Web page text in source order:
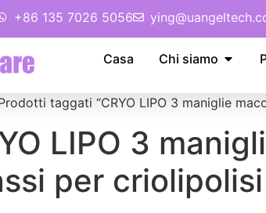
+86 135 7026 5056
Casa Chi siamo
taggati “CRYO LIPO 3 maniglie
LIPO 3
per